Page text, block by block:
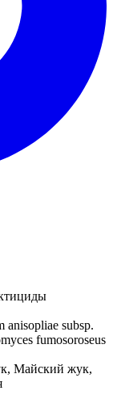
subsp.
fumosoroseus
Майский жук,